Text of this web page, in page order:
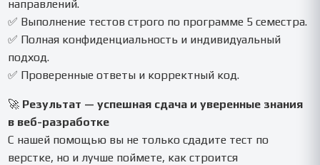
направлений.
✅ Выполнение тестов строго по программе 5 семестра.
✅ Полная конфиденциальность и индивидуальный
подход.
✅ Проверенные ответы и корректный код.
🚀 Результат — успешная сдача и уверенные знания
в веб-разработке
С нашей помощью вы не только сдадите тест по
верстке, но и лучше поймете, как строится